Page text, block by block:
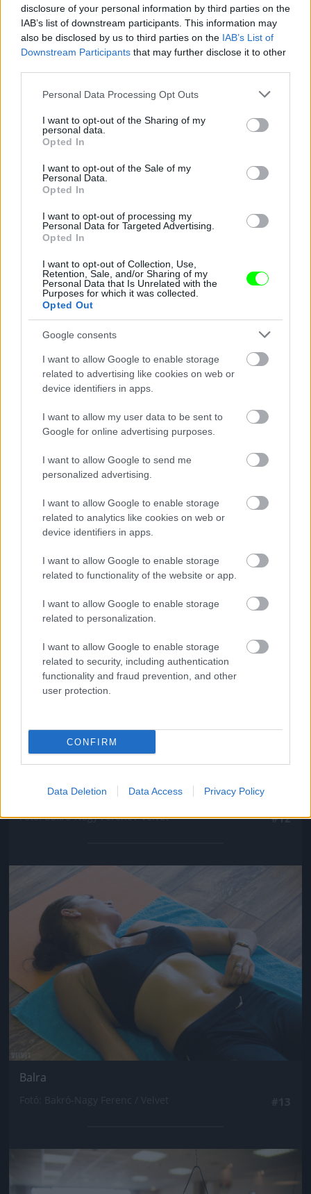
disclosure of your personal information by third parties on the
IAB’s list of downstream participants. This information may
also be disclosed by us to third parties on the IAB’s List of
Downstream Participants that may further disclose it to other
Please note that this website/app uses one or more Google
not limited to your visit or usage behaviour. You may click to
grant or deny consent to Google and its third-party tags to
use your data for below specified purposes in below Google
consent section.
Personal Data Processing Opt Outs
I want to opt-out of the Sharing of my
personal data.
Opted In
I want to opt-out of the Sale of my
Personal Data.
Opted In
I want to opt-out of processing my
Personal Data for Targeted Advertising.
Opted In
I want to opt-out of Collection, Use,
Retention, Sale, and/or Sharing of my
Personal Data that Is Unrelated with the
Purposes for which it was collected.
Opted Out
Google consents
I want to allow Google to enable storage
related to advertising like cookies on web or
device identifiers in apps.
I want to allow my user data to be sent to
Google for online advertising purposes.
I want to allow Google to send me
personalized advertising.
I want to allow Google to enable storage
related to analytics like cookies on web or
device identifiers in apps.
I want to allow Google to enable storage
related to functionality of the website or app.
I want to allow Google to enable storage
related to personalization.
I want to allow Google to enable storage
related to security, including authentication
functionality and fraud prevention, and other
user protection.
CONFIRM
Data Deletion Data Access Privacy Policy
Jön még kép!
Mindenki nyújtozzon
Jön még kép!
Szemtől-szemben
Fotó: Bakró-Nagy Ferenc / Velvet
Jön még kép!
Ő végig mozdulatlan maradt
Fotó: Bakró-Nagy Ferenc / Velvet #12
Balra
Jön még kép!